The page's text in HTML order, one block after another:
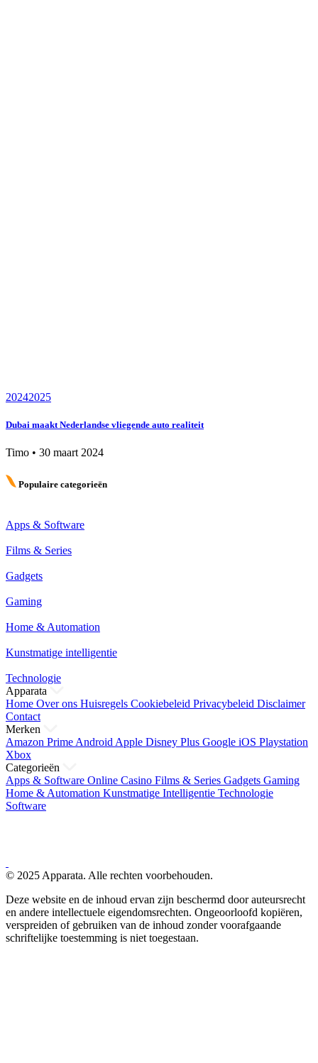
20242025
Dubai maakt Nederlandse vliegende auto realiteit
Timo • 30 maart 2024
Populaire categorieën
Apps & Software
Films & Series
Gadgets
Gaming
Home & Automation
Kunstmatige intelligentie
Technologie
Apparata
Home Over ons Huisregels Cookiebeleid Privacybeleid Disclaimer
Contact
Merken
Amazon Prime Android Apple Disney Plus Google iOS Playstation
Xbox
Categorieën
Apps & Software Online Casino Films & Series Gadgets Gaming
Home & Automation Kunstmatige Intelligentie Technologie
Software
© 2025 Apparata. Alle rechten voorbehouden.
Deze website en de inhoud ervan zijn beschermd door auteursrecht
en andere intellectuele eigendomsrechten. Ongeoorloofd kopiëren,
verspreiden of gebruiken van de inhoud zonder voorafgaande
schriftelijke toestemming is niet toegestaan.